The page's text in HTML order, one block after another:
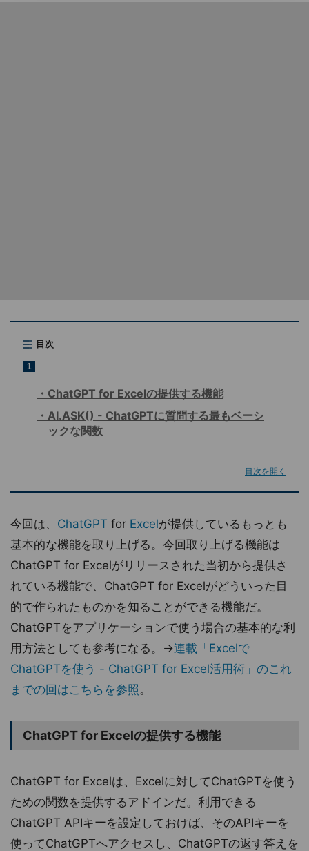
目次
1
ChatGPT for Excelの提供する機能
AI.ASK() - ChatGPTに質問する最もベーシ
ックな関数
目次を開く
今回は、 ChatGPT for Excelが提供しているもっとも
基本的な機能を取り上げる。今回取り上げる機能は
ChatGPT for Excelがリリースされた当初から提供さ
れている機能で、ChatGPT for Excelがどういった目
的で作られたものかを知ることができる機能だ。
ChatGPTをアプリケーションで使う場合の基本的な利
用方法としても参考になる。→連載「Excelで
ChatGPTを使う - ChatGPT for Excel活用術」のこれ
までの回はこちらを参照。
ChatGPT for Excelの提供する機能
ChatGPT for Excelは、Excelに対してChatGPTを使う
ための関数を提供するアドインだ。利用できる
ChatGPT APIキーを設定しておけば、そのAPIキーを
使ってChatGPTへアクセスし、ChatGPTの返す答えを